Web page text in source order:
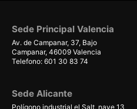
Sede Principal Valencia
Av. de Campanar, 37, Bajo
Campanar, 46009 Valencia
Telefono: 601 30 83 74
Sede Alicante
Polígono industrial el Salt, nave 13